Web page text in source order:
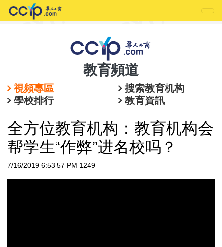
教育頻道
視頻專區
搜索教育机构
學校排行
教育資訊
全方位教育机构：教育机构会
帮学生“作弊”进名校吗？
7/16/2019 6:53:57 PM 1249